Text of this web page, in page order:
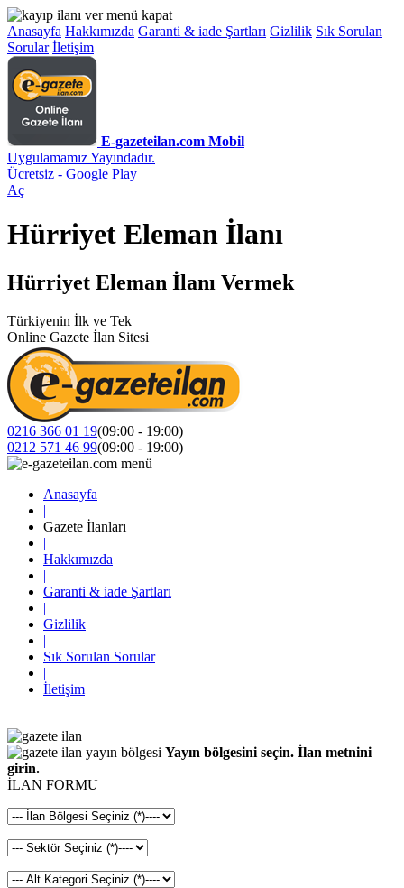
Anasayfa Hakkımızda Garanti & iade Şartları Gizlilik Sık Sorulan
Sorular İletişim
E-gazeteilan.com Mobil
Uygulamamız Yayındadır.
Ücretsiz - Google Play
Aç
Hürriyet Eleman İlanı
Hürriyet Eleman İlanı Vermek
Türkiyenin İlk ve Tek
Online Gazete İlan Sitesi
0216 366 01 19(09:00 - 19:00)
0212 571 46 99(09:00 - 19:00)
Anasayfa
|
Gazete İlanları
|
Hakkımızda
|
Garanti & iade Şartları
|
Gizlilik
|
Sık Sorulan Sorular
|
İletişim
Yayın bölgesini seçin. İlan metnini
girin.
İLAN FORMU